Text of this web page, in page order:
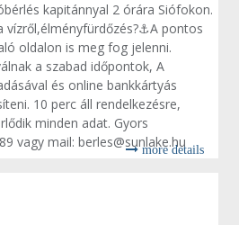
kapitánnyal 2 órára Siófokon.
pontos
oldalon is meg fog jelenni.
a szabad időpontok, A
és online bankkártyás
10 perc áll rendelkezésre,
minden adat. Gyors
információ:+36306628589 vagy mail: berles@sunlake.hu
more details